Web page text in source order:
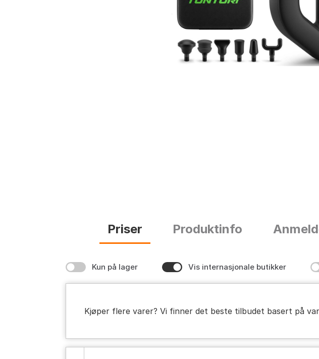
Priser Produktinfo
Kun på lager Vis internasjonale butikker
Kjøper flere varer? Vi finner det beste tilbudet basert på